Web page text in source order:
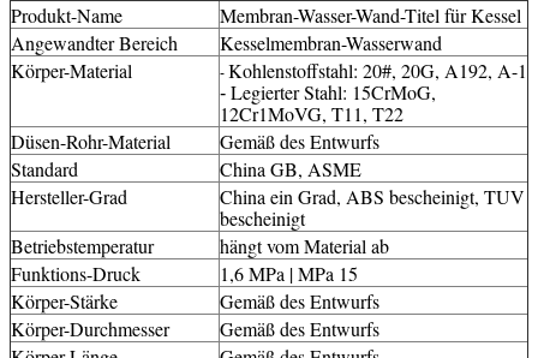
Produkt-Name
Membran-Wasser-Wand-Titel für Kessel
Angewandter Bereich
Kesselmembran-Wasserwand
Körper-Material
- Kohlenstoffstahl: 20#, 20G, A192, A-1
- Legierter Stahl: 15CrMoG,
12Cr1MoVG, T11, T22
Düsen-Rohr-Material
Gemäß des Entwurfs
Standard
China GB, ASME
Hersteller-Grad
China ein Grad, ABS bescheinigt, TUV
bescheinigt
Betriebstemperatur
hängt vom Material ab
Funktions-Druck
1,6 MPa | MPa 15
Körper-Stärke
Gemäß des Entwurfs
Körper-Durchmesser
Gemäß des Entwurfs